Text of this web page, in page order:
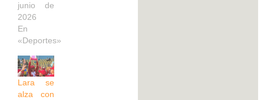
junio de
2026
En
«Deportes»
Lara se
alza con